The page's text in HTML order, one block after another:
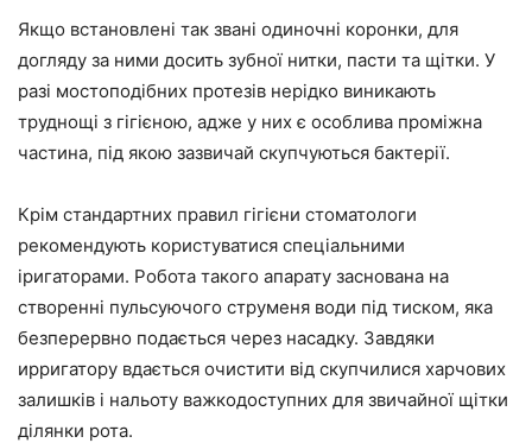
Якщо встановлені так звані одиночні коронки, для
догляду за ними досить зубної нитки, пасти та щітки. У
разі мостоподібних протезів нерідко виникають
труднощі з гігієною, адже у них є особлива проміжна
частина, під якою зазвичай скупчуються бактерії.
Крім стандартних правил гігієни стоматологи
рекомендують користуватися спеціальними
іригаторами. Робота такого апарату заснована на
створенні пульсуючого струменя води під тиском, яка
безперервно подається через насадку. Завдяки
ирригатору вдається очистити від скупчилися харчових
залишків і нальоту важкодоступних для звичайної щітки
ділянки рота.